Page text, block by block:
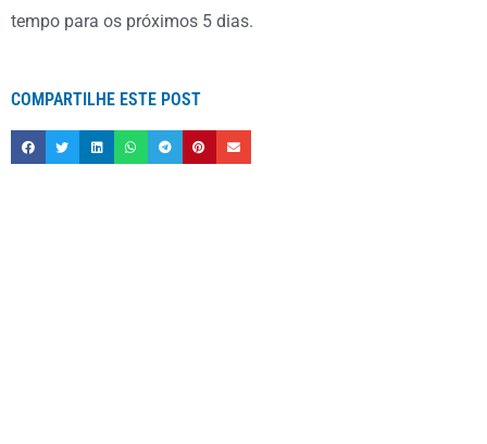
tempo para os próximos 5 dias.
COMPARTILHE ESTE POST